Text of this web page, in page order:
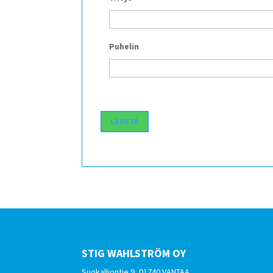
Puhelin
STIG WAHLSTRÖM OY